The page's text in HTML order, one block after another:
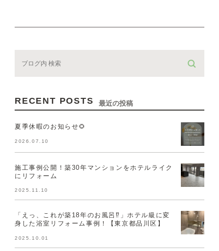
RECENT POSTS 最近の投稿
夏季休暇のお知らせ🌻
2026.07.10
施工事例公開！築30年マンションをホテルライク
にリフォーム
2025.11.10
「えっ、これが築18年のお風呂⁉」ホテル級に変
身した浴室リフォーム事例！【東京都品川区】
2025.10.01